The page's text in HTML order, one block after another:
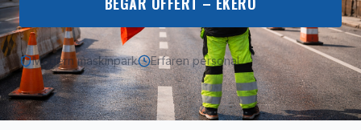
Modern maskinpark Erfaren personal